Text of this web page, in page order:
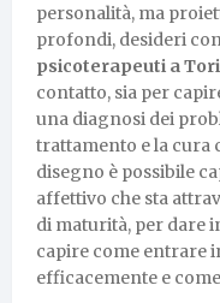
personalità, ma
profondi, desideri
psicoterapeuti a
contatto, sia per
una diagnosi dei
trattamento e la cura
disegno è possibile
affettivo che sta
di maturità, per dare
capire come entrare
efficacemente e